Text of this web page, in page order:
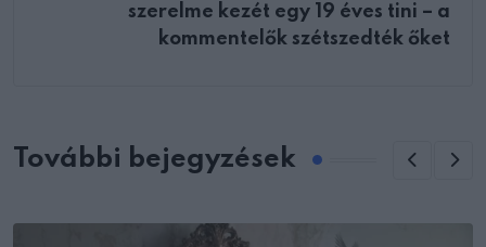
szerelme kezét egy 19 éves tini – a
kommentelők szétszedték őket
További bejegyzések